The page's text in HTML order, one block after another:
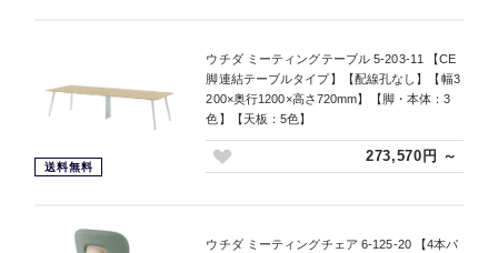
送料無料
ウチダ ミーティングテーブル 5-203-11 【CE
脚連結テーブルタイプ】【配線孔なし】【幅3
200×奥行1200×高さ720mm】【脚・本体：3
色】【天板：5色】
273,570円 ～
ウチダ ミーティングチェア 6-125-20 【4本パ